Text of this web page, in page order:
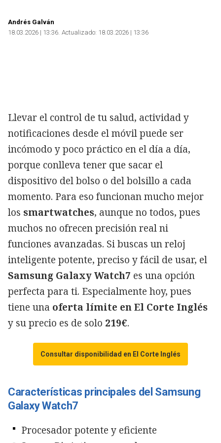
Andrés Galván
18.03.2026 | 13:36 Actualizado: 18.03.2026 | 13:36
Llevar el control de tu salud, actividad y
notificaciones desde el móvil puede ser
incómodo y poco práctico en el día a día,
porque conlleva tener que sacar el
dispositivo del bolso o del bolsillo a cada
momento. Para eso funcionan mucho mejor
los smartwatches, aunque no todos, pues
muchos no ofrecen precisión real ni
funciones avanzadas. Si buscas un reloj
inteligente potente, preciso y fácil de usar, el
Samsung Galaxy Watch7 es una opción
perfecta para ti. Especialmente hoy, pues
tiene una oferta límite en El Corte Inglés
y su precio es de solo 219€.
Consultar disponibilidad en El Corte Inglés
Características principales del Samsung
Galaxy Watch7
Procesador potente y eficiente